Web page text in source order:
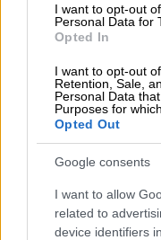
I want to opt-out
Personal Data for
Opted In
I want to opt-out
Retention, Sale,
Personal Data
Purposes for
Opted Out
Google consents
I want to allow
related to
device identifiers
Αμέσως μετά, ο